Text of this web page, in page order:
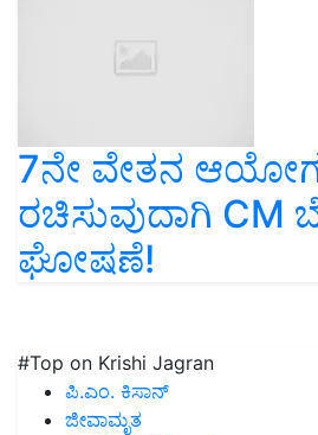
7ನೇ ವೇತನ
ರಚಿಸುವುದಾಗಿ CM
ಘೋಷಣೆ!
#Top on Krishi Jagran
ಪಿ.ಎಂ. ಕಿಸಾನ್
ಜೀವಾಮೃತ